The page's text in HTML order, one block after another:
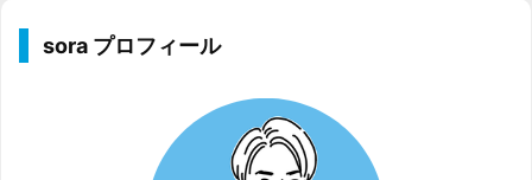
sora プロフィール